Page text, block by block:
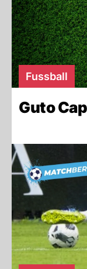
Fussball
Guto